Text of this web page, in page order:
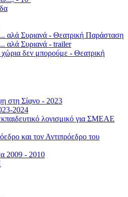
... αλά Συριανά - Θεατρική Παράσταση
αλά Συριανά - trailer
δεν μπορούμε - Θεατρική
στη Σίφνο - 2023
2024
λογισμικό για ΣΜΕΑΕ
και τον Αντιπρόεδρο του
2009 - 2010